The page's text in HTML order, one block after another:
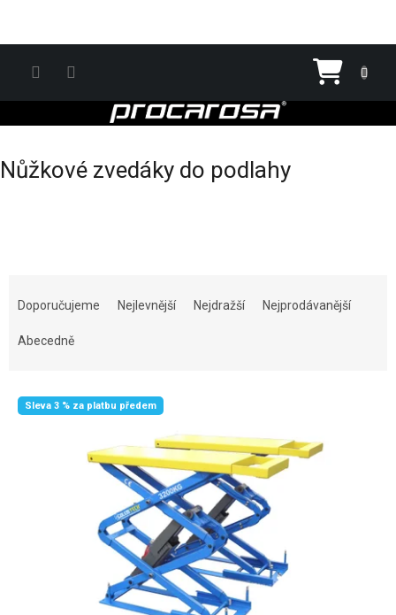
Nůžkové zvedáky do podlahy
Doporučujeme Nejlevnější Nejdražší Nejprodávanější
Abecedně
Výpis produktů
Sleva 3 % za platbu předem